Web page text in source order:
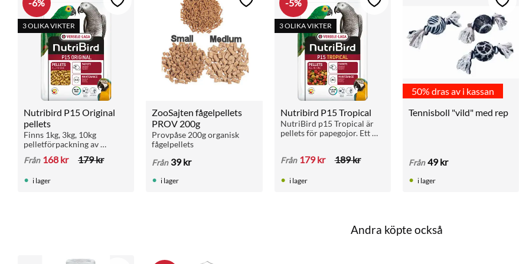
Nutribird P15 Original
pellets
Finns 1kg, 3kg, 10kg
pelletförpackning av
Nutribird P15 Original
Från 168kr 179kr
6%
3 OLIKA VIKTER
Lägg till i favoriter
i lager
ZooSajten fågelpellets
PROV 200g
Provpåse 200g organisk
fågelpellets
Från 39kr
Lägg till i favoriter
i lager
Nutribird P15 Tropical
NutriBird p15 Tropical är
pellets för papegojor. Ett
helfoder med alla
Från 179kr 189kr
5%
3 OLIKA VIKTER
Lägg till i favoriter
i lager
50% dras av i kassan
Tennisboll "vild" med rep
Från 49kr
Lägg
i lager
Andra köpte också